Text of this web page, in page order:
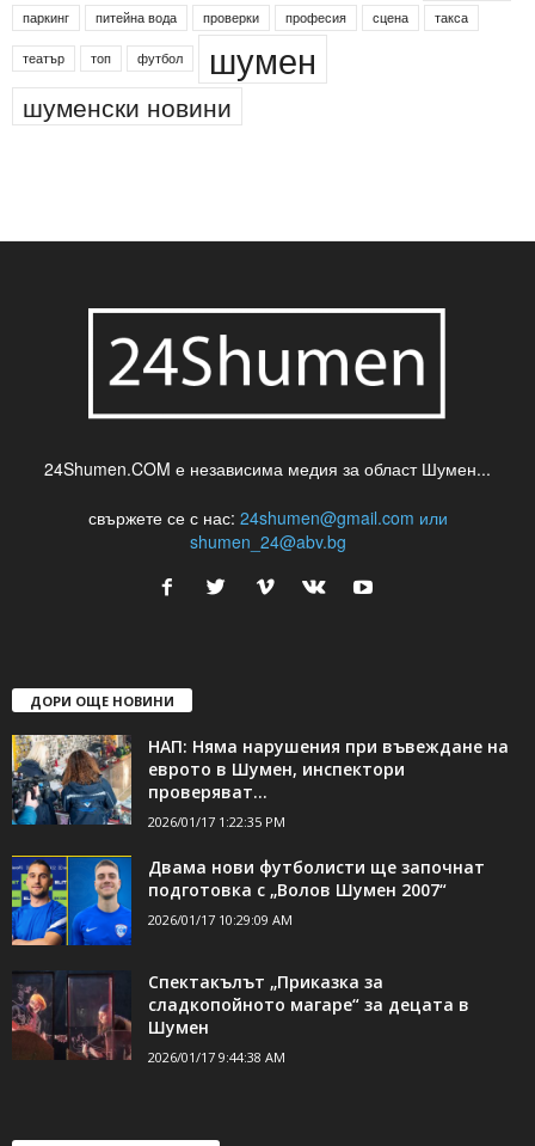
паркинг питейна вода проверки професия сцена такса
театър топ футбол шумен
шуменски новини
24Shumen.COM е независима медия за област Шумен...
свържете се с нас: 24shumen@gmail.com или
shumen_24@abv.bg
ДОРИ ОЩЕ НОВИНИ
НАП: Няма нарушения при въвеждане на
еврото в Шумен, инспектори
проверяват...
2026/01/17 1:22:35 PM
Двама нови футболисти ще започнат
подготовка с „Волов Шумен 2007“
2026/01/17 10:29:09 AM
Спектакълът „Приказка за
сладкопойното магаре“ за децата в
Шумен
2026/01/17 9:44:38 AM